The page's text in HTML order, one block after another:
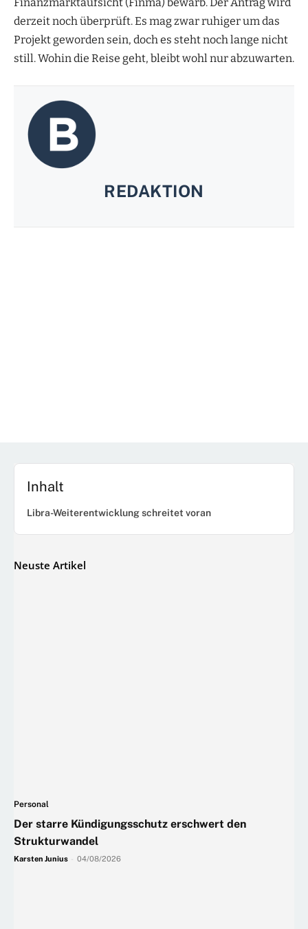
derzeit noch überprüft. Es mag zwar ruhiger um das
Projekt geworden sein, doch es steht noch lange nicht
still. Wohin die Reise geht, bleibt wohl nur abzuwarten.
REDAKTION
Inhalt
Libra-Weiterentwicklung schreitet voran
Neuste Artikel
Personal
Der starre Kündigungsschutz erschwert den
Strukturwandel
Karsten Junius 04/08/2026